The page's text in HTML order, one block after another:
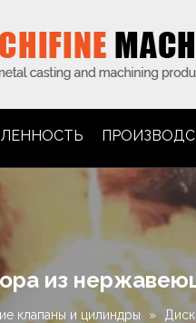
из
клапаны и цилиндры »